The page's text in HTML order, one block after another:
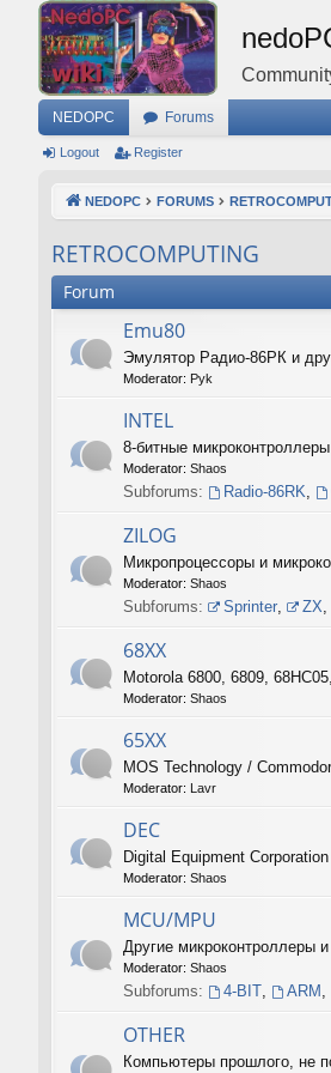
NEDOPC Forums
Logout Register
NEDOPC FORUMS
RETROCOMPUTING
Forum
Emu80
Эмулятор Радио-86РК и
Moderator: Pyk
INTEL
8-битные
Moderator: Shaos
Subforums: Radio-86RK
ZILOG
Микропроцессоры и
Moderator: Shaos
Subforums: Sprinter, ZX
68XX
Motorola 6800, 6809,
Moderator: Shaos
65XX
MOS Technology /
Moderator: Lavr
DEC
Digital Equipment
Moderator: Shaos
MCU/MPU
Другие микроконтроллеры
Moderator: Shaos
Subforums: 4-BIT, ARM
OTHER
Компьютеры прошлого, не